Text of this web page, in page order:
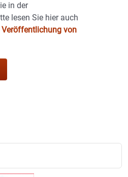
in der
lesen Sie hier auch
von